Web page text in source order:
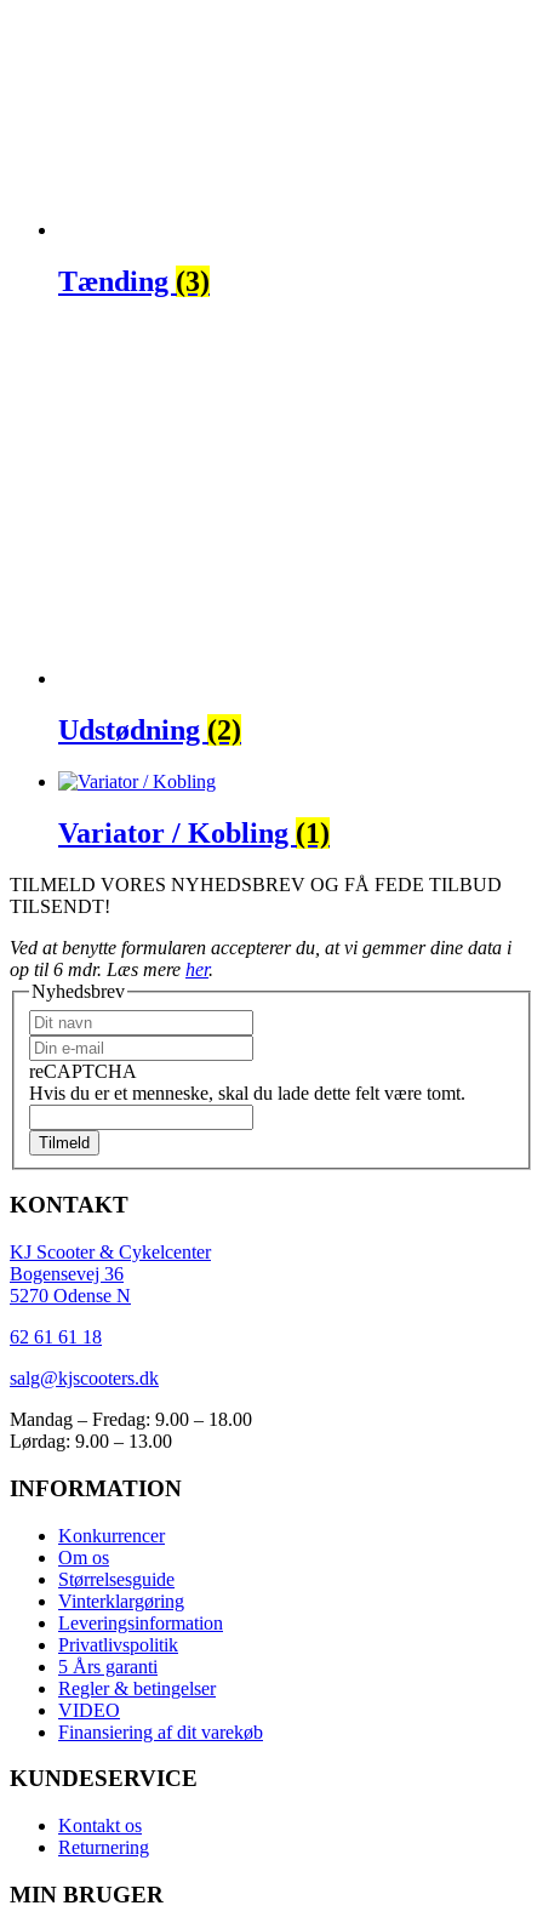
Tænding (3)
Udstødning (2)
Variator / Kobling (1)
TILMELD VORES NYHEDSBREV OG FÅ FEDE TILBUD
TILSENDT!
Ved at benytte formularen accepterer du, at vi gemmer dine data i
op til 6 mdr. Læs mere her.
Nyhedsbrev
reCAPTCHA
Hvis du er et menneske, skal du lade dette felt være tomt.
Tilmeld
KONTAKT
KJ Scooter & Cykelcenter
Bogensevej 36
5270 Odense N
62 61 61 18
salg@kjscooters.dk
Mandag – Fredag: 9.00 – 18.00
Lørdag: 9.00 – 13.00
INFORMATION
Konkurrencer
Om os
Størrelsesguide
Vinterklargøring
Leveringsinformation
Privatlivspolitik
5 Års garanti
Regler & betingelser
VIDEO
Finansiering af dit varekøb
KUNDESERVICE
Kontakt os
Returnering
MIN BRUGER